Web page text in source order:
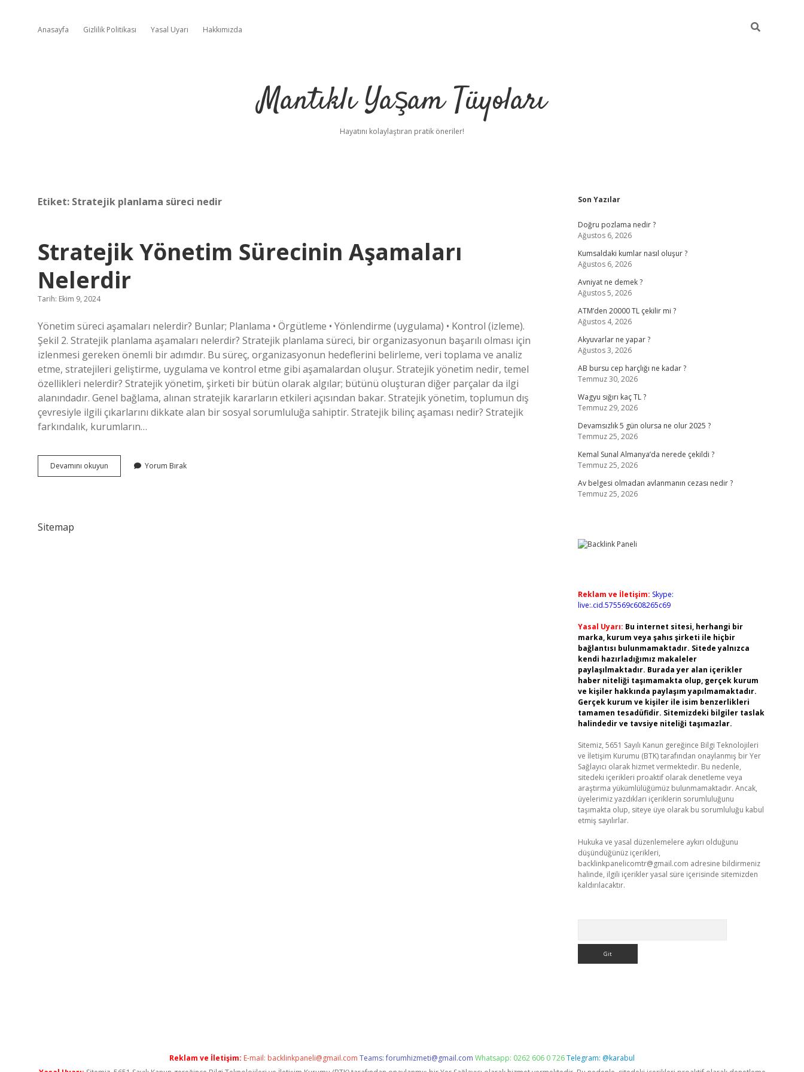
Anasayfa Gizlilik Politikası Yasal Uyarı Hakkımızda
Mantıklı Yaşam Tüyoları
Hayatını kolaylaştıran pratik öneriler!
Etiket: Stratejik planlama süreci nedir
Stratejik Yönetim Sürecinin Aşamaları
Nelerdir
Tarih: Ekim 9, 2024
Yönetim süreci aşamaları nelerdir? Bunlar; Planlama • Örgütleme • Yönlendirme (uygulama) • Kontrol (izleme).
Şekil 2. Stratejik planlama aşamaları nelerdir? Stratejik planlama süreci, bir organizasyonun başarılı olması için
izlenmesi gereken önemli bir adımdır. Bu süreç, organizasyonun hedeflerini belirleme, veri toplama ve analiz
etme, stratejileri geliştirme, uygulama ve kontrol etme gibi aşamalardan oluşur. Stratejik yönetim nedir, temel
özellikleri nelerdir? Stratejik yönetim, şirketi bir bütün olarak algılar; bütünü oluşturan diğer parçalar da ilgi
alanındadır. Genel bağlama, alınan stratejik kararların etkileri açısından bakar. Stratejik yönetim, toplumun dış
çevresiyle ilgili çıkarlarını dikkate alan bir sosyal sorumluluğa sahiptir. Stratejik bilinç aşaması nedir? Stratejik
farkındalık, kurumların…
Devamını okuyun Stratejik
Yönetim
Yorum Bırak
Sitemap
Sidebar
Son Yazılar
Doğru pozlama nedir ?
Ağustos 6, 2026
Kumsaldaki kumlar nasıl oluşur ?
Ağustos 6, 2026
Avniyat ne demek ?
Ağustos 5, 2026
ATM’den 20000 TL çekilir mi ?
Ağustos 4, 2026
Akyuvarlar ne yapar ?
Ağustos 3, 2026
AB bursu cep harçlığı ne kadar ?
Temmuz 30, 2026
Wagyu sığırı kaç TL ?
Temmuz 29, 2026
Devamsızlık 5 gün olursa ne olur 2025 ?
Temmuz 25, 2026
Kemal Sunal Almanya’da nerede çekildi ?
Temmuz 25, 2026
Av belgesi olmadan avlanmanın cezası nedir ?
Temmuz 25, 2026
Reklam ve İletişim: Skype:
live:.cid.575569c608265c69
Yasal Uyarı: Bu internet sitesi, herhangi bir
marka, kurum veya şahıs şirketi ile hiçbir
bağlantısı bulunmamaktadır. Sitede yalnızca
kendi hazırladığımız makaleler
paylaşılmaktadır. Burada yer alan içerikler
haber niteliği taşımamakta olup, gerçek kurum
ve kişiler hakkında paylaşım yapılmamaktadır.
Gerçek kurum ve kişiler ile isim benzerlikleri
tamamen tesadüfidir. Sitemizdeki bilgiler taslak
halindedir ve tavsiye niteliği taşımazlar.
Sitemiz, 5651 Sayılı Kanun gereğince Bilgi Teknolojileri
ve İletişim Kurumu (BTK) tarafından onaylanmış bir Yer
Sağlayıcı olarak hizmet vermektedir. Bu nedenle,
sitedeki içerikleri proaktif olarak denetleme veya
araştırma yükümlülüğümüz bulunmamaktadır. Ancak,
üyelerimiz yazdıkları içeriklerin sorumluluğunu
taşımakta olup, siteye üye olarak bu sorumluluğu kabul
etmiş sayılırlar.
Hukuka ve yasal düzenlemelere aykırı olduğunu
düşündüğünüz içerikleri,
backlinkpanelicomtr@gmail.com adresine bildirmeniz
halinde, ilgili içerikler yasal süre içerisinde sitemizden
kaldırılacaktır.
Reklam ve İletişim: E-mail: backlinkpaneli@gmail.com Teams:forumhizmeti@gmail.com Whatsapp: 0262 606 0 726Telegram: @karabul